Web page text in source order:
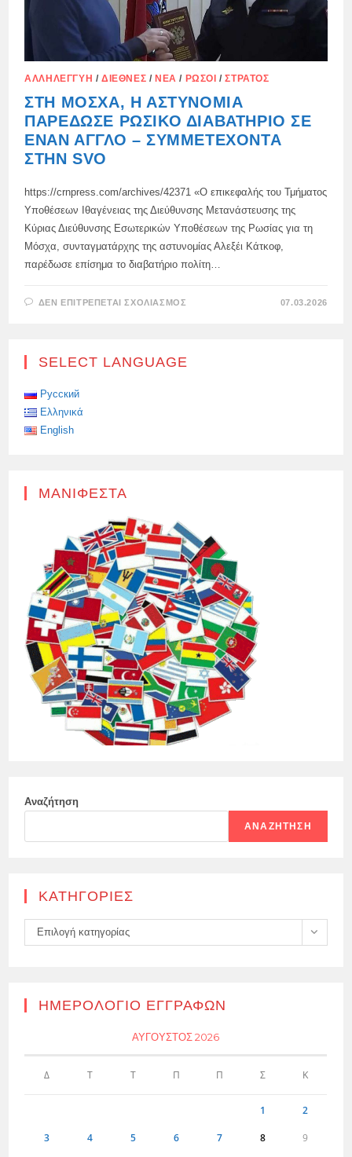
ΑΛΛΗΛΕΓΓΎΗ /ΔΙΕΘΝΈΣ /ΝΈΑ / ΡΏΣΟΙ /ΣΤΡΑΤΌΣ
ΣΤΗ ΜΌΣΧΑ, Η ΑΣΤΥΝΟΜΊΑ
ΠΑΡΈΔΩΣΕ ΡΩΣΙΚΌ ΔΙΑΒΑΤΉΡΙΟ ΣΕ
ΈΝΑΝ ΆΓΓΛΟ – ΣΥΜΜΕΤΈΧΟΝΤΑ
ΣΤΗΝ SVO
https://crnpress.com/archives/42371 «Ο επικεφαλής του Τμήματος
Υποθέσεων Ιθαγένειας της Διεύθυνσης Μετανάστευσης της
Κύριας Διεύθυνσης Εσωτερικών Υποθέσεων της Ρωσίας για τη
Μόσχα, συνταγματάρχης της αστυνομίας Αλεξέι Κάτκοφ,
παρέδωσε επίσημα το διαβατήριο πολίτη…
ΔΕΝ ΕΠΙΤΡΈΠΕΤΑΙ ΣΧΟΛΙΑΣΜΌΣ
ΡΩΣΙΚΌ
07.03.2026
SELECT LANGUAGE
Русский
Ελληνικά
English
ΜΑΝΙΦΈΣΤΑ
Αναζήτηση
ΑΝΑΖΉΤΗΣΗ
KΑΤΗΓΟΡΊΕΣ
Kατηγορίες
Επιλογή κατηγορίας
ΗΜΕΡΟΛΌΓΙΟ ΕΓΓΡΑΦΏΝ
ΑΎΓΟΥΣΤΟΣ 2026
Δ Τ Τ Π Π Σ Κ
1 2
3 4 5 6 7 8 9